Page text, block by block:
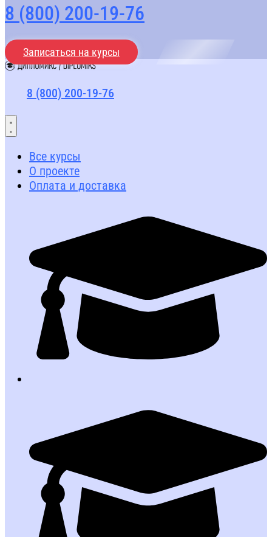
8 (800) 200-19-76
Записаться на курсы
8 (800) 200-19-76
Все курсы
О проекте
Оплата и доставка